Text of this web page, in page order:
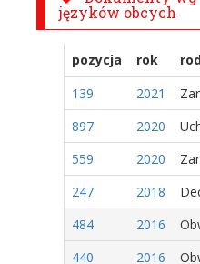
języków obcych
pozycja rok
139
2021
897
2020
559
2020
247
2018
484
2016
440
2016